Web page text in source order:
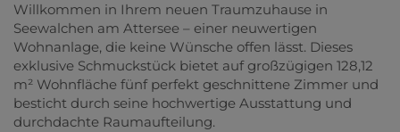
Willkommen in Ihrem neuen Traumzuhause in
Seewalchen am Attersee – einer neuwertigen
Wohnanlage, die keine Wünsche offen lässt. Dieses
exklusive Schmuckstück bietet auf großzügigen 128,12
m² Wohnfläche fünf perfekt geschnittene Zimmer und
besticht durch seine hochwertige Ausstattung und
durchdachte Raumaufteilung.